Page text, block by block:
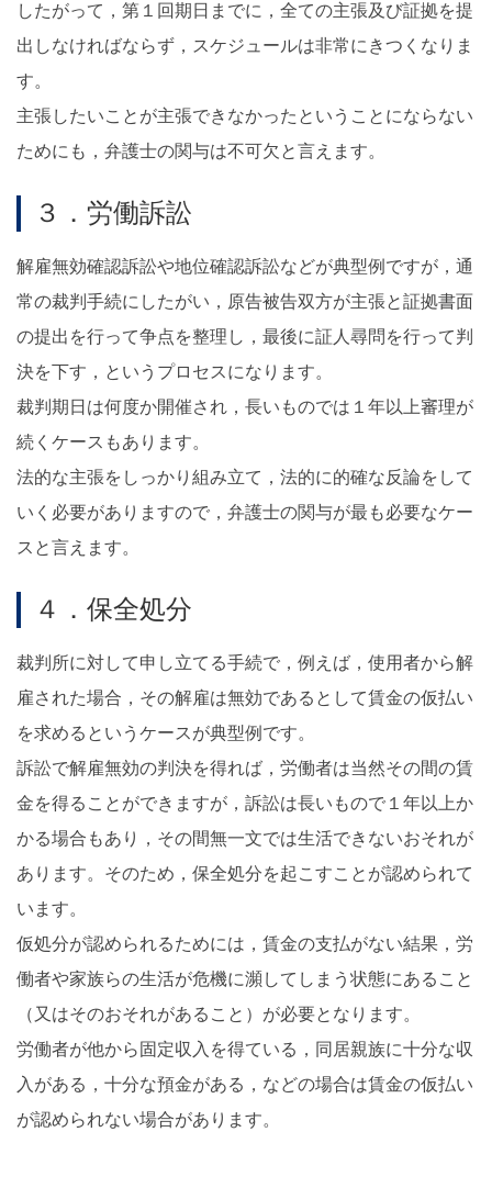
したがって，第１回期日までに，全ての主張及び証拠を提
出しなければならず，スケジュールは非常にきつくなりま
す。
主張したいことが主張できなかったということにならない
ためにも，弁護士の関与は不可欠と言えます。
３．労働訴訟
解雇無効確認訴訟や地位確認訴訟などが典型例ですが，通
常の裁判手続にしたがい，原告被告双方が主張と証拠書面
の提出を行って争点を整理し，最後に証人尋問を行って判
決を下す，というプロセスになります。
裁判期日は何度か開催され，長いものでは１年以上審理が
続くケースもあります。
法的な主張をしっかり組み立て，法的に的確な反論をして
いく必要がありますので，弁護士の関与が最も必要なケー
スと言えます。
４．保全処分
裁判所に対して申し立てる手続で，例えば，使用者から解
雇された場合，その解雇は無効であるとして賃金の仮払い
を求めるというケースが典型例です。
訴訟で解雇無効の判決を得れば，労働者は当然その間の賃
金を得ることができますが，訴訟は長いもので１年以上か
かる場合もあり，その間無一文では生活できないおそれが
あります。そのため，保全処分を起こすことが認められて
います。
仮処分が認められるためには，賃金の支払がない結果，労
働者や家族らの生活が危機に瀕してしまう状態にあること
（又はそのおそれがあること）が必要となります。
労働者が他から固定収入を得ている，同居親族に十分な収
入がある，十分な預金がある，などの場合は賃金の仮払い
が認められない場合があります。